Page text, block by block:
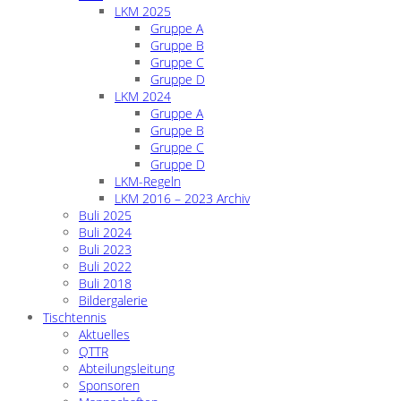
LKM 2025
Gruppe A
Gruppe B
Gruppe C
Gruppe D
LKM 2024
Gruppe A
Gruppe B
Gruppe C
Gruppe D
LKM-Regeln
LKM 2016 – 2023 Archiv
Buli 2025
Buli 2024
Buli 2023
Buli 2022
Buli 2018
Bildergalerie
Tischtennis
Aktuelles
QTTR
Abteilungsleitung
Sponsoren